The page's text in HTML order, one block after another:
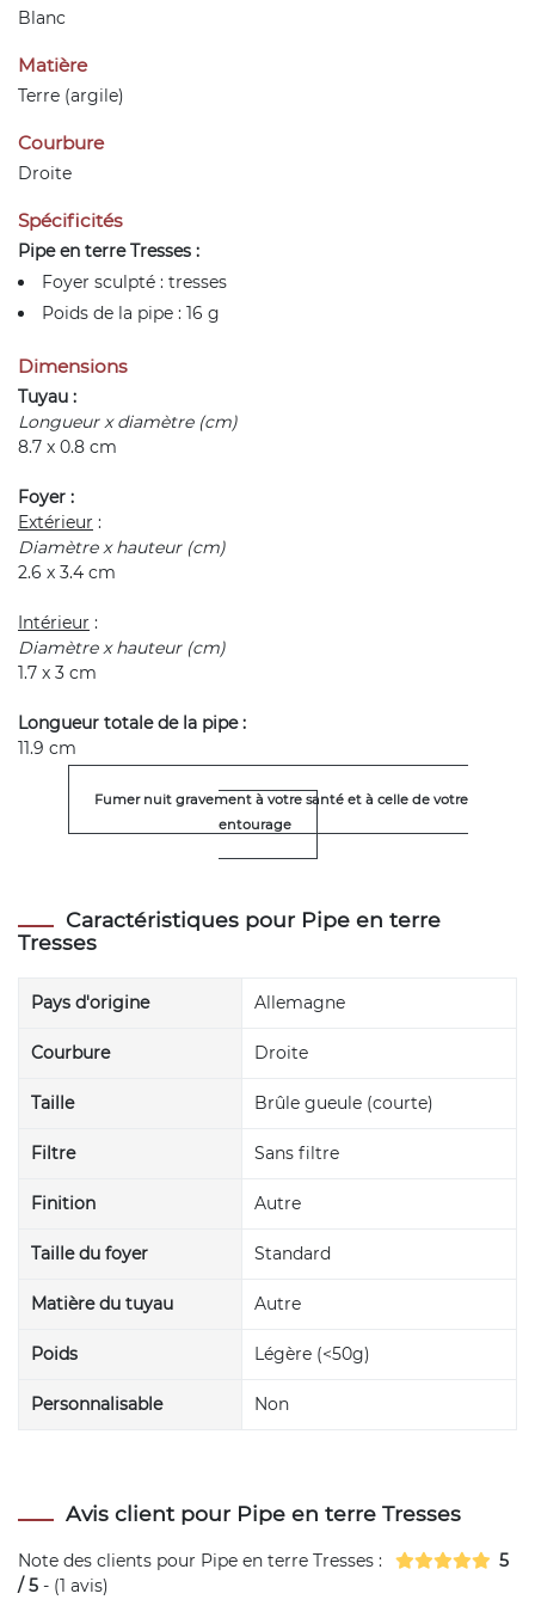
Blanc
Matière
Terre (argile)
Courbure
Droite
Spécificités
Pipe en terre Tresses :
Foyer sculpté : tresses
Poids de la pipe : 16 g
Dimensions
Tuyau :
Longueur x diamètre (cm)
8.7 x 0.8 cm
Foyer :
Extérieur :
Diamètre x hauteur (cm)
2.6 x 3.4 cm
Intérieur :
Diamètre x hauteur (cm)
1.7 x 3 cm
Longueur totale de la pipe :
11.9 cm
Fumer nuit gravement à votre santé et à celle de votre
entourage
Caractéristiques pour Pipe en terre
Tresses
Pays d'origine Allemagne
Courbure Droite
Taille Brûle gueule (courte)
Filtre Sans filtre
Finition Autre
Taille du foyer Standard
Matière du tuyau Autre
Poids Légère (<50g)
Personnalisable Non
Avis client pour Pipe en terre Tresses
Note des clients pour Pipe en terre Tresses :
5
/5 - (1 avis)